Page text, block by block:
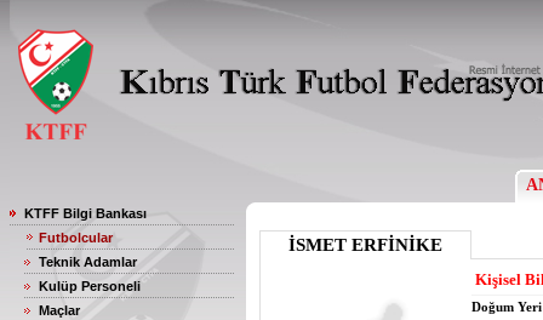
KTFF Bilgi Bankası
Futbolcular
Teknik Adamlar
Kulüp Personeli
Maçlar
İSMET ERFİNİKE
Kişisel
Doğum Yeri